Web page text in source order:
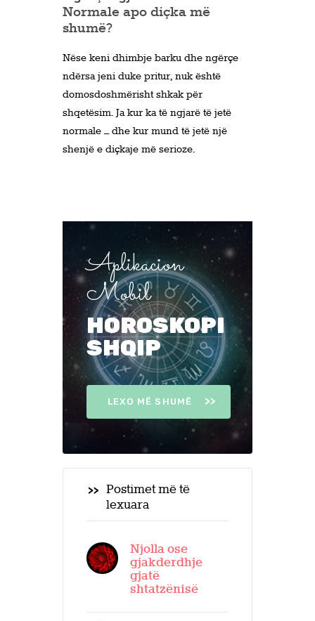
Normale apo diçka më
shumë?
Nëse keni dhimbje barku dhe ngërçe
ndërsa jeni duke pritur, nuk është
domosdoshmërisht shkak për
shqetësim. Ja kur ka të ngjarë të jetë
normale – dhe kur mund të jetë një
shenjë e diçkaje më serioze.
Aplikacion
Mobil
HOROSKOPI
SHQIP
LEXO MË SHUMË
Postimet më të
lexuara
Njolla ose
gjakderdhje
gjatë
shtatzënisë